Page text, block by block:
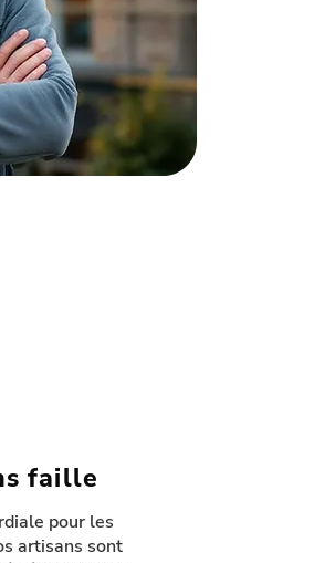
faille
pour les
artisans sont